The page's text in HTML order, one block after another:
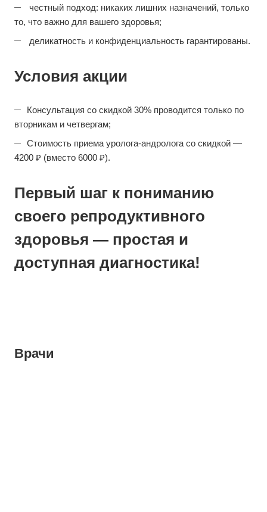
честный подход: никаких лишних назначений, только
то, что важно для вашего здоровья;
деликатность и конфиденциальность гарантированы.
Условия акции
Консультация со скидкой 30% проводится только по
вторникам и четвергам;
Стоимость приема уролога-андролога со скидкой —
4200 ₽ (вместо 6000 ₽).
Первый шаг к пониманию
своего репродуктивного
здоровья — простая и
доступная диагностика!
Врачи